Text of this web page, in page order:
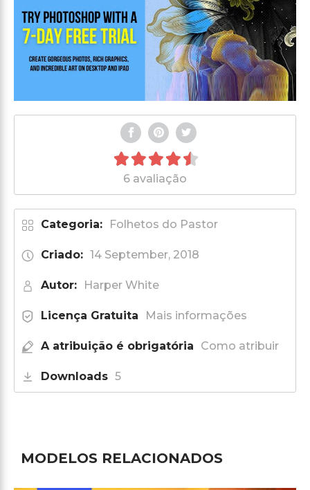
6 avaliação
Categoria: Folhetos do Pastor
Criado: 14 September, 2018
Autor: Harper White
Licença Gratuita Mais informações
A atribuição é obrigatória Como atribuir
Downloads 5
MODELOS RELACIONADOS